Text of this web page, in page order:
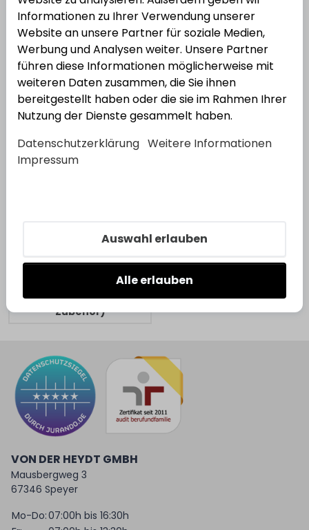
Kategorien
Meister Paneele (inkl.
Zubehör)
VON DER HEYDT GMBH
Mausbergweg 3
67346 Speyer
Mo-Do:07:00h bis 16:30h
Informationen zu Ihrer Verwendung unserer
Website an unsere Partner für soziale Medien,
Werbung und Analysen weiter. Unsere Partner
führen diese Informationen möglicherweise mit
weiteren Daten zusammen, die Sie ihnen
bereitgestellt haben oder die sie im Rahmen Ihrer
Nutzung der Dienste gesammelt haben.
Datenschutzerklärung Weitere Informationen
Impressum
Auswahl erlauben
Alle erlauben